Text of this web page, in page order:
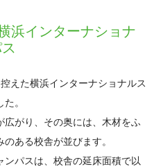
浜インターナショナ
えた横浜インターナショナルス
。
がり、その奥には、木材をふ
ある校舎が並びます。
パスは、校舎の延床面積で以